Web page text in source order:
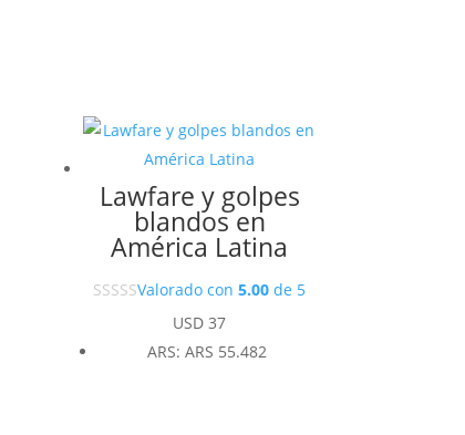
Lawfare y golpes
blandos en
América Latina
Valorado con5.00 de 5
USD 37
ARS:ARS 55.482